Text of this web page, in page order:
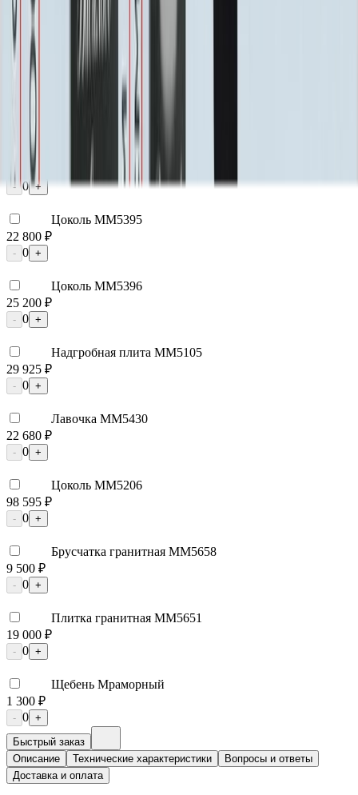
По России (любой регион) по согласованию
Бесплатно
Благоустройство
Благоустройство
Столик ММ5420
Цветник ММ5150
24 250 ₽
- 0 +
Цоколь ММ5395
22 800 ₽
- 0 +
Цоколь ММ5396
25 200 ₽
- 0 +
Надгробная плита ММ5105
29 925 ₽
- 0 +
Лавочка ММ5430
22 680 ₽
- 0 +
Цоколь ММ5206
98 595 ₽
- 0 +
Брусчатка гранитная ММ5658
9 500 ₽
- 0 +
Плитка гранитная ММ5651
19 000 ₽
- 0 +
Щебень Мраморный
1 300 ₽
- 0 +
Быстрый заказ
Описание
Технические характеристики
Вопросы и ответы
Доставка и оплата